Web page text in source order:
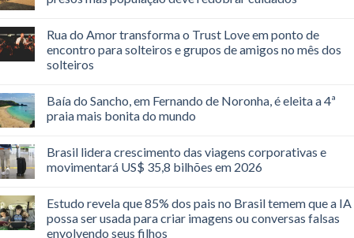
Rua do Amor transforma o Trust Love em ponto de
encontro para solteiros e grupos de amigos no mês dos
solteiros
Baía do Sancho, em Fernando de Noronha, é eleita a 4ª
praia mais bonita do mundo
Brasil lidera crescimento das viagens corporativas e
movimentará US$ 35,8 bilhões em 2026
Estudo revela que 85% dos pais no Brasil temem que a IA
possa ser usada para criar imagens ou conversas falsas
envolvendo seus filhos